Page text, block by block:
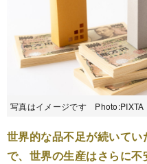
写真はイメージです Photo:PIXTA
世界的な品不足が続いて
で、世界の生産はさらに